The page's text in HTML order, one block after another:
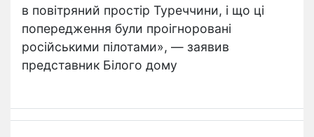
в повітряний простір Туреччини, і що ці
попередження були проігноровані
російськими пілотами», — заявив
представник Білого дому